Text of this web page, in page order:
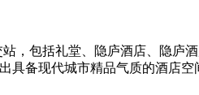
，包括礼堂、隐庐酒店、隐庐
备现代城市精品气质的酒店空